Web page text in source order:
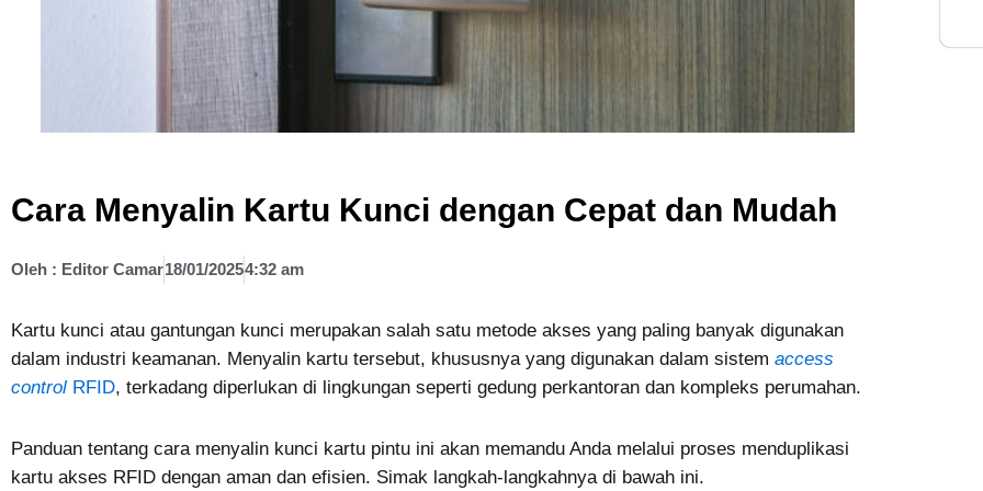
Cara Menyalin Kartu Kunci dengan Cepat dan Mudah
Oleh : Editor Camar18/01/20254:32 am
Kartu kunci atau gantungan kunci merupakan salah satu metode akses yang paling banyak digunakan
dalam industri keamanan. Menyalin kartu tersebut, khususnya yang digunakan dalam sistem access
control RFID, terkadang diperlukan di lingkungan seperti gedung perkantoran dan kompleks perumahan.
Panduan tentang cara menyalin kunci kartu pintu ini akan memandu Anda melalui proses menduplikasi
kartu akses RFID dengan aman dan efisien. Simak langkah-langkahnya di bawah ini.